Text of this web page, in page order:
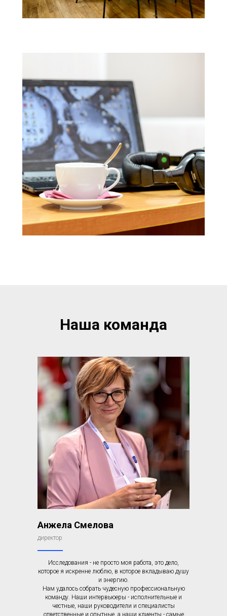
Наша команда
Анжела Смелова
директор
Исследования - не просто моя работа, это дело,
которое я искренне люблю, в которое вкладываю душу
и энергию.
Нам удалось собрать чудесную профессиональную
команду. Наши интервьюеры - исполнительные и
честные, наши руководители и специалисты
ответственные и опытные, а наши клиенты - самые